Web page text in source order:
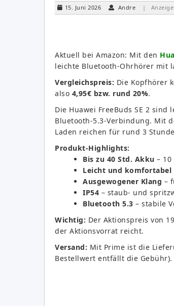
15. Juni 2026 Andre | Anzeige
Aktuell bei Amazon: Mit den
leichte Bluetooth-Ohrhörer mit
Vergleichspreis: Die Kopfhörer
also 4,95€ bzw. rund 20%.
Die Huawei FreeBuds SE 2
Bluetooth-5.3-Verbindung. Mit
Laden reichen für rund 3
Produkt-Highlights:
Bis zu 40 Std. Akku –
Leicht und komfortabel
Ausgewogener Klang –
IP54 – staub- und
Bluetooth 5.3 – stabile
Wichtig: Der Aktionspreis von
der Aktionsvorrat reicht.
Versand: Mit Prime ist die
Bestellwert entfällt die Gebühr).